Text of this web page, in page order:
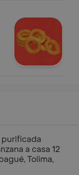
purificada
a casa 12
Tolima,